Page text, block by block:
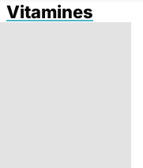
Vitamines